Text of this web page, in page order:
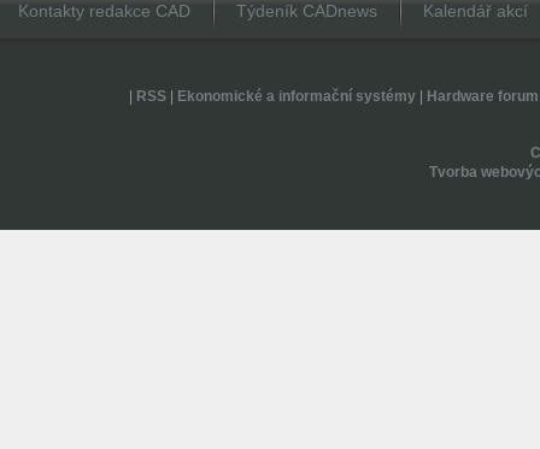
Kontakty redakce CAD Týdeník CADnews Kalendář akcí
RSS| Ekonomické a informační systémy| Hardware forum
Tvorba